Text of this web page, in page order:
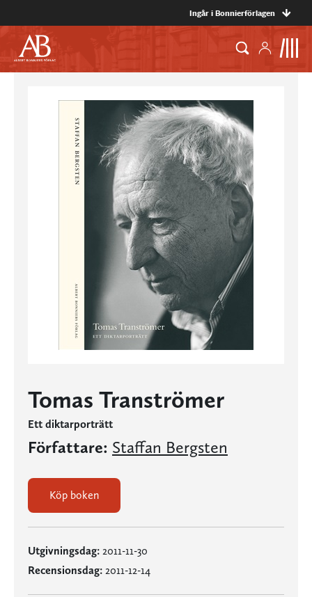
Ingår i Bonnierförlagen
Tomas Tranströmer
Ett diktarporträtt
Författare: Staffan Bergsten
Köp boken
Utgivningsdag: 2011-11-30
Recensionsdag: 2011-12-14